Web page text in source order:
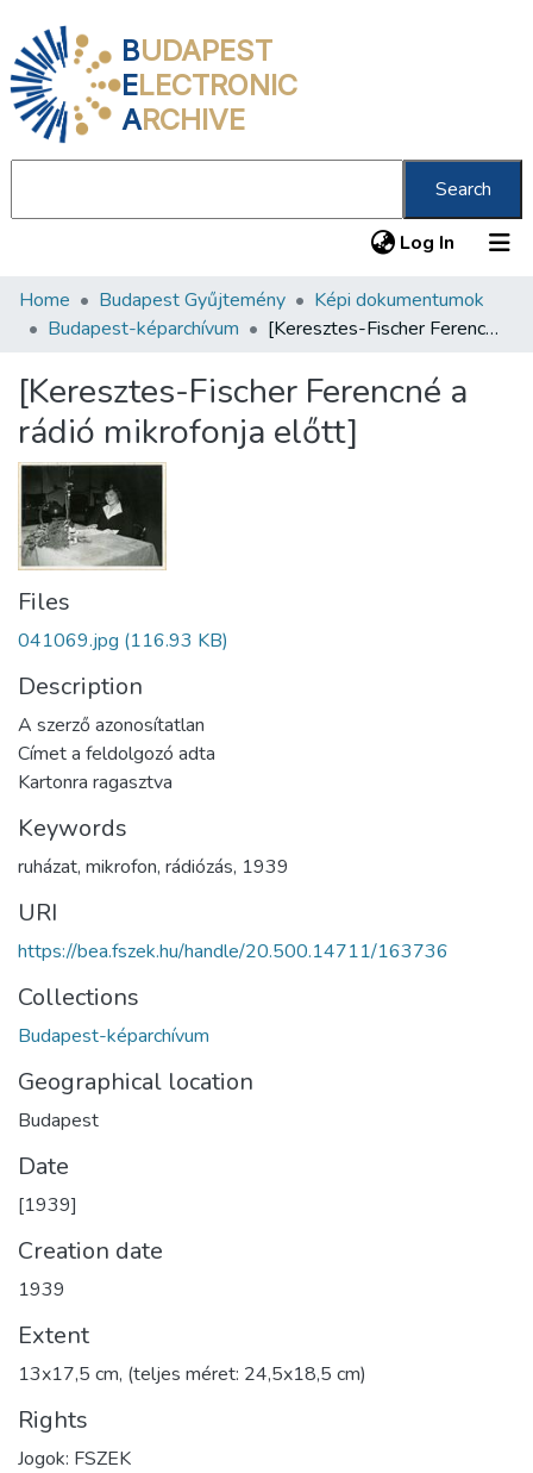
BUDAPEST
ELECTRONIC
ARCHIVE
Search
Log In (current)
Communities & Collections
Statistics
About us
Home Budapest Gyűjtemény
Képi dokumentumok
Budapest-képarchívum
[Keresztes-Fischer Ferencné a rádió mikrofonja előtt]
[Keresztes-Fischer Ferencné a
rádió mikrofonja előtt]
Files
041069.jpg (116.93 KB)
Description
A szerző azonosítatlan
Címet a feldolgozó adta
Kartonra ragasztva
Keywords
ruházat, mikrofon, rádiózás, 1939
URI
https://bea.fszek.hu/handle/20.500.14711/163736
Collections
Budapest-képarchívum
Geographical location
Budapest
Date
[1939]
Creation date
1939
Extent
13x17,5 cm, (teljes méret: 24,5x18,5 cm)
Rights
Jogok: FSZEK